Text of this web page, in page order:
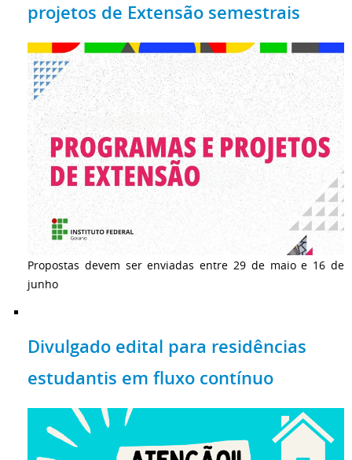
projetos de Extensão semestrais
Propostas devem ser enviadas entre 29 de maio e 16 de
junho
Divulgado edital para residências
estudantis em fluxo contínuo